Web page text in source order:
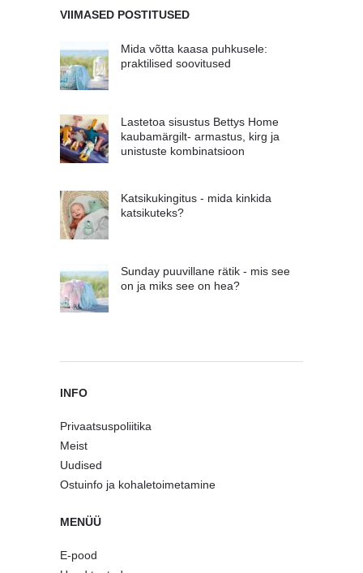
VIIMASED POSTITUSED
Mida võtta kaasa puhkusele:
praktilised soovitused
Lastetoa sisustus Bettys Home
kaubamärgilt- armastus, kirg ja
unistuste kombinatsioon
Katsikukingitus - mida kinkida
katsikuteks?
Sunday puuvillane rätik - mis see
on ja miks see on hea?
INFO
Privaatsuspoliitika
Meist
Uudised
Ostuinfo ja kohaletoimetamine
MENÜÜ
E-pood